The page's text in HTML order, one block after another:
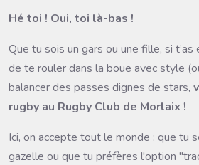
Hé toi ! Oui, toi là-bas !
Que tu sois un gars ou une fille, si
de te rouler dans la boue avec style
balancer des passes dignes de stars,
rugby au Rugby Club de Morlaix !
Ici, on accepte tout le monde : que tu
gazelle ou que tu préfères l'option